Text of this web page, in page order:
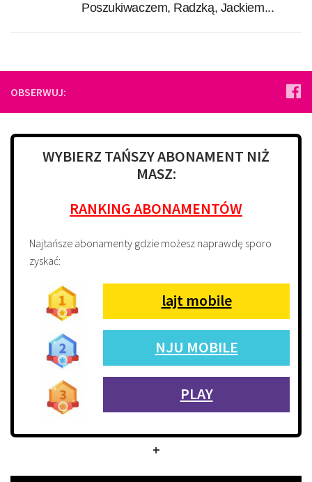
Poszukiwaczem, Radzką, Jackiem...
OBSERWUJ:
WYBIERZ TAŃSZY ABONAMENT NIŻ
MASZ:
RANKING ABONAMENTÓW
Najtańsze abonamenty gdzie możesz naprawdę sporo
zyskać:
lajt mobile
NJU MOBILE
PLAY
+